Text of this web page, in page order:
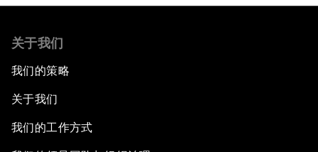
关于我们
我们的策略
关于我们
我们的工作方式